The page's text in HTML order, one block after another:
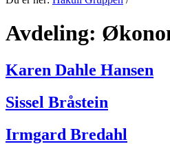
Avdeling:
Karen Dahle Hansen
Sissel Bråstein
Irmgard Bredahl